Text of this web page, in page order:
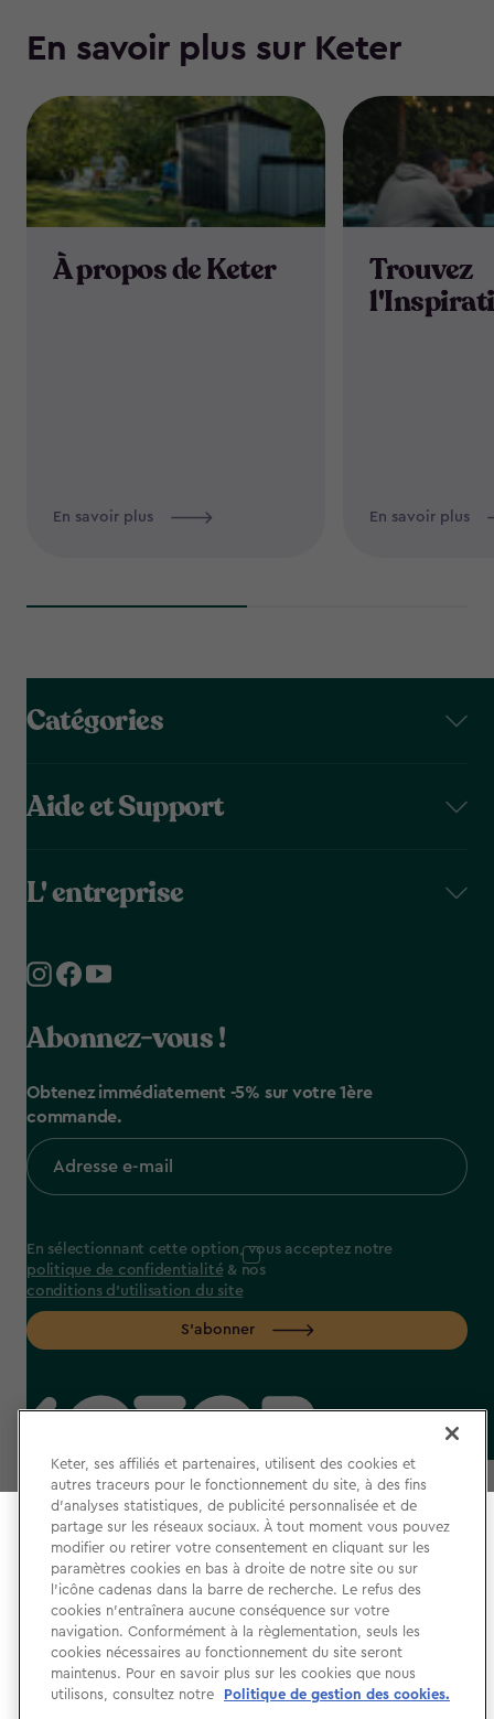
Select your store
It looks like you’re joining us from a different country.
At which store would you like to shop?
En savoir plus sur Keter
À propos de Keter
En savoir plus
Trouvez
En savoir plus
Catégories
Aide et Support
L' entreprise
Abonnez-vous !
Obtenez immédiatement -5% sur votre 1ère
commande.
En sélectionnant cette option, vous acceptez notre
politique de confidentialité & nos
conditions d'utilisation du site
S'abonner
label.payment
CGU
Politique de Confidentialité
Gestion des Cookies
Keter, ses affiliés et partenaires, utilisent des cookies et
autres traceurs pour le fonctionnement du site, à des fins
d’analyses statistiques, de publicité personnalisée et de
partage sur les réseaux sociaux. À tout moment vous pouvez
modifier ou retirer votre consentement en cliquant sur les
paramètres cookies en bas à droite de notre site ou sur
l’icône cadenas dans la barre de recherche. Le refus des
cookies n’entraînera aucune conséquence sur votre
navigation. Conformément à la règlementation, seuls les
cookies nécessaires au fonctionnement du site seront
maintenus. Pour en savoir plus sur les cookies que nous
utilisons, consultez notre
Politique de gestion des cookies.